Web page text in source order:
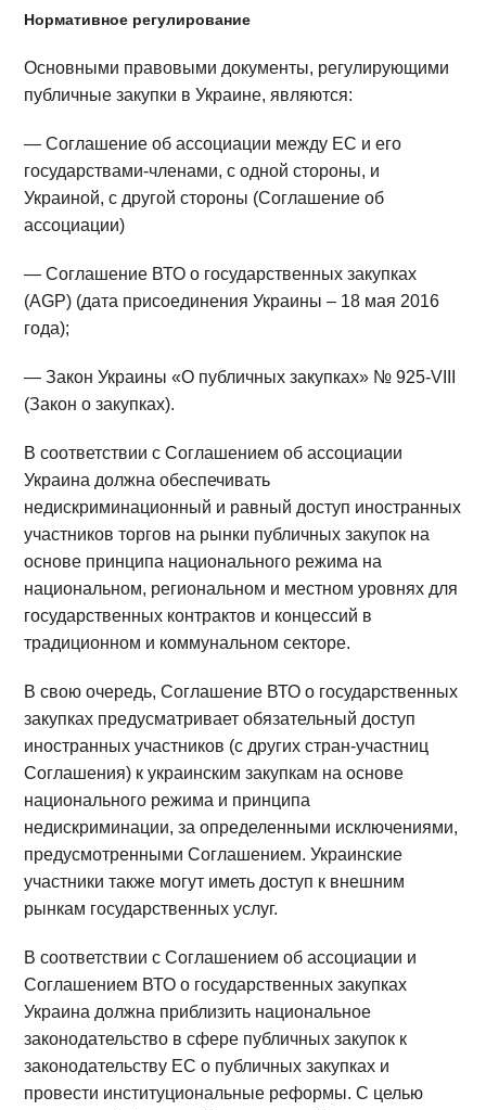
Нормативное регулирование
Основными правовыми документы, регулирующими
публичные закупки в Украине, являются:
— Соглашение об ассоциации между ЕС и его
государствами-членами, с одной стороны, и
Украиной, с другой стороны (Соглашение об
ассоциации)
— Соглашение ВТО о государственных закупках
(AGP) (дата присоединения Украины – 18 мая 2016
года);
— Закон Украины «О публичных закупках» № 925-VIII
(Закон о закупках).
В соответствии с Соглашением об ассоциации
Украина должна обеспечивать
недискриминационный и равный доступ иностранных
участников торгов на рынки публичных закупок на
основе принципа национального режима на
национальном, региональном и местном уровнях для
государственных контрактов и концессий в
традиционном и коммунальном секторе.
В свою очередь, Соглашение ВТО о государственных
закупках предусматривает обязательный доступ
иностранных участников (с других стран-участниц
Соглашения) к украинским закупкам на основе
национального режима и принципа
недискриминации, за определенными исключениями,
предусмотренными Соглашением. Украинские
участники также могут иметь доступ к внешним
рынкам государственных услуг.
В соответствии с Соглашением об ассоциации и
Соглашением ВТО о государственных закупках
Украина должна приблизить национальное
законодательство в сфере публичных закупок к
законодательству ЕС о публичных закупках и
провести институциональные реформы. С целью